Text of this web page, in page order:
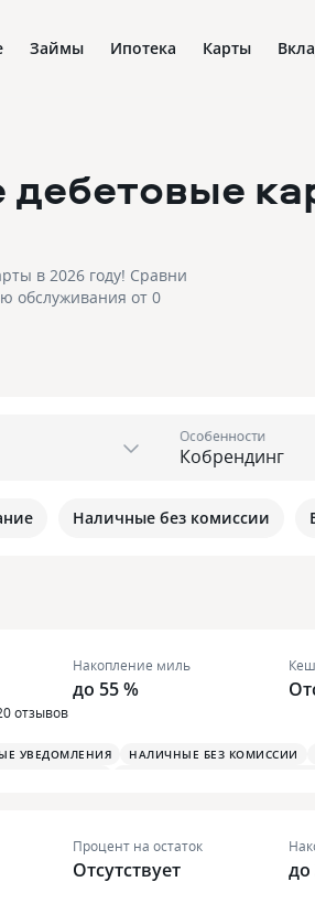
Займы Ипотека Карты
в 2026 году! Сравни
обслуживания от 0
Особенности
Наличные без комиссии
отзывов
Накопление миль
до 55 %
УВЕДОМЛЕНИЯ НАЛИЧНЫЕ БЕЗ КОМИССИИ
Процент на остаток
Отсутствует до